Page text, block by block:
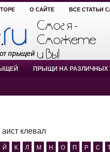
О САЙТЕ ВСЕ СТАТЬИ
ПРЫЩИ НА РАЗЛИЧНЫХ
клевал
Й К Л М Н О П Р С